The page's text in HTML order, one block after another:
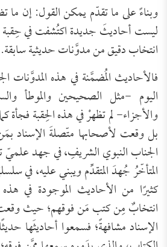
وبناءً على ما تقدّم يمكن القول: إن ما
ليست أحاديثَ جديدة اكتُشفت في حِقبة
انتخاب دقيق من مدوَّنات حديثية سابقة.
فالأحاديث المُضمَّنة في هذه المدوَّنات
اليوم -مثل الصحيحين والموطأ
والأجزاء- لم تظهرْ في هذه الحِقبة فجأة
بل وقعت لأصحابها متّصلةَ الإسناد
الجناب النبوي الشريفِ، في جهد علميّ
المتأخّرُ جُهدَ المتقدِّم ويبني عليه، في
كثيرًا من الأحاديث الموجودة في
انتخابٌ مِن كتب مَن فوقهم؛ حيث
الإسناد مشافهةً؛ فسمعوا أحاديثَها